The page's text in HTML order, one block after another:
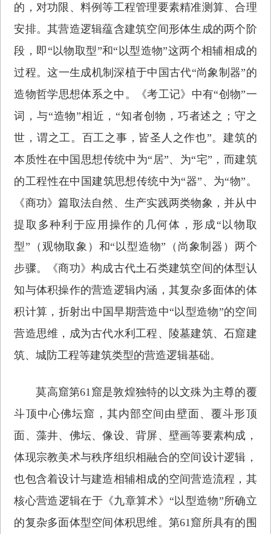
的，对功限、料例等工程管理要素精准测算、合理
安排。其营造逻辑蕴含建筑空间形体生成的两个阶
段，即“以物取型”和“以型造物”这两个相辅相成的
过程。这一生成机制深植于中国古代“尚象制器”的
造物哲学思想体系之中。《考工记》中有“创物”一
词，与“造物”相近，“知者创物，巧者述之；守之
世，谓之工。百工之事，皆圣人之作也”。建筑的
本质性在中国思想传统中为“居”、为“宅”，而建筑
的工程性在中国建筑思想传统中为“器”、为“物”。
《商功》篇取法自然、生产实践两类物象，并从中
提取多种利于应用操作的几何体，形成“以物取
型”（观物取象）和“以型造物”（尚象制器）两个
步骤。《商功》构成古代土石类建筑空间的体型认
知与体积操作的营造逻辑内涵，其复杂多面体的体
积计算，折射出中国早期营造中“以型造物”的空间
营造思维，成为古代水利工程、陵墓建筑、石窟建
筑、城防工程等建筑类型的营造逻辑基础。
莫高窟第61窟是敦煌独特的以文殊为主尊的覆
斗顶中心佛坛窟，其内部空间由壁面、覆斗形顶
面、藻井、佛坛、像设、背屏、壁画等要素构成，
体现宗教美术与秩序组织相融合的空间设计逻辑，
也包含着设计与建造相辅相成的空间营造流程，其
核心营造逻辑在于《九章算术》“以型造物”所确立
的复杂多面体型空间体积思维。第61窟所具有的围